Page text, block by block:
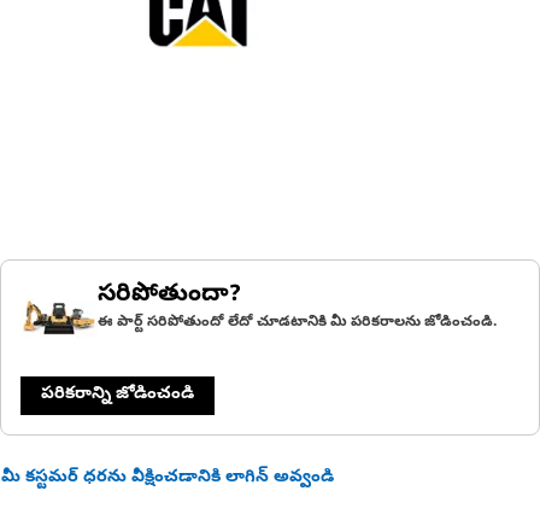
సరిపోతుందా?
ఈ పార్ట్ సరిపోతుందో లేదో చూడటానికి మీ పరికరాలను జోడించండి.
పరికరాన్ని జోడించండి
మీ కస్టమర్ ధరను వీక్షించడానికి లాగిన్ అవ్వండి